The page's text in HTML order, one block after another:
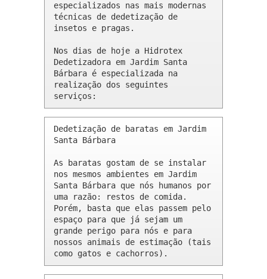
especializados nas mais modernas
técnicas de dedetização de
insetos e pragas.
Nos dias de hoje a Hidrotex
Dedetizadora em Jardim Santa
Bárbara é especializada na
realização dos seguintes
serviços:
Dedetização de baratas em Jardim
Santa Bárbara
As baratas gostam de se instalar
nos mesmos ambientes em Jardim
Santa Bárbara que nós humanos por
uma razão: restos de comida.
Porém, basta que elas passem pelo
espaço para que já sejam um
grande perigo para nós e para
nossos animais de estimação (tais
como gatos e cachorros).